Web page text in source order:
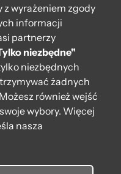
z wyrażeniem zgody
informacji
partnerzy
niezbędne"
niezbędnych
żadnych
również wejść
wybory. Więcej
nasza